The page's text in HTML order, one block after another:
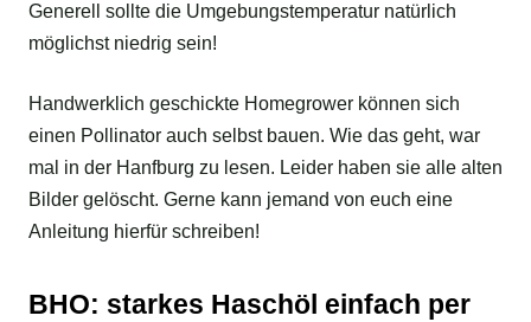
Generell sollte die Umgebungstemperatur natürlich
möglichst niedrig sein!
Handwerklich geschickte Homegrower können sich
einen Pollinator auch selbst bauen. Wie das geht, war
mal in der Hanfburg zu lesen. Leider haben sie alle alten
Bilder gelöscht. Gerne kann jemand von euch eine
Anleitung hierfür schreiben!
BHO: starkes Haschöl einfach per